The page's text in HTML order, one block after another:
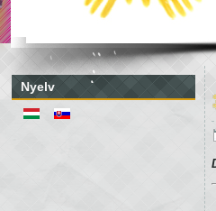
Nyelv